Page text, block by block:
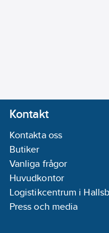
Kontakt
Kontakta oss
Butiker
Vanliga frågor
Huvudkontor
Logistikcentrum i
Press och media